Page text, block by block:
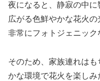
夜になると、静寂の中
広がる色鮮やかな花火の
非常にフォトジェニック
そのため、家族連れは
かな環境で花火を楽し